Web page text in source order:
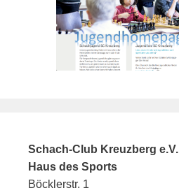
Schach-Club Kreuzberg e.V.
Haus des Sports
Böcklerstr. 1